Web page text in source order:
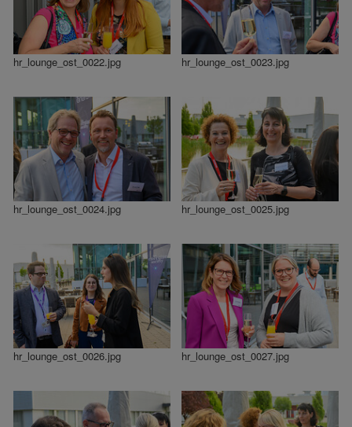
hr_lounge_ost_0022.jpg hr_lounge_ost_0023.jpg
hr_lounge_ost_0024.jpg hr_lounge_ost_0025.jpg
hr_lounge_ost_0026.jpg hr_lounge_ost_0027.jpg